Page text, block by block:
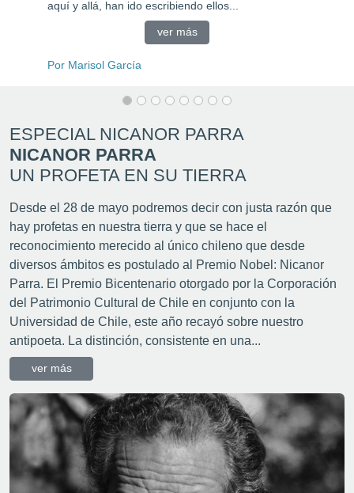
las décimas que, por
como, también, en la
ESPECIAL NICANOR PARRA
NICANOR PARRA
Desde el 28 de mayo podremos decir con justa razón que
hay profetas en nuestra tierra y que se hace el
reconocimiento merecido al único chileno que desde
diversos ámbitos es postulado al Premio Nobel: Nicanor
Parra. El Premio Bicentenario otorgado por la Corporación
del Patrimonio Cultural de Chile en conjunto con la
Universidad de Chile, este año recayó sobre nuestro
antipoeta. La distinción, consistente en una...